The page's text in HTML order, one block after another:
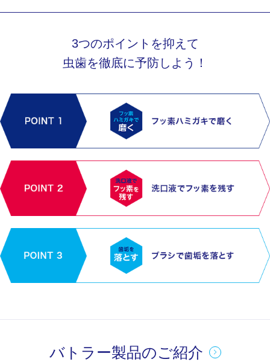
3つのポイントを抑えて
虫歯を徹底に予防しよう！
バトラー製品のご紹介